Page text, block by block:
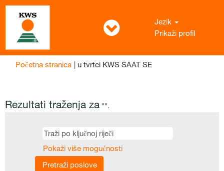
Jezik
Prikaži profil
Početna stranica | u tvrtci KWS SAAT SE(trenutačna
Rezultati traženja za "".
Pokaži više mogućnosti